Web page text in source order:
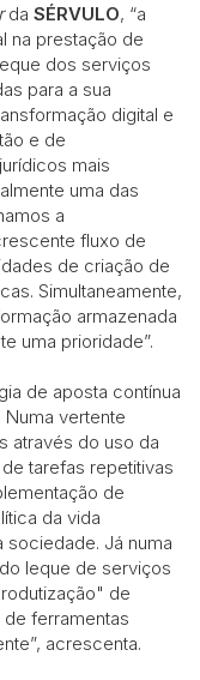
da SÉRVULO, “a
na prestação de
dos serviços
para a sua
digital e
e de
mais
uma das
a
fluxo de
de criação de
Simultaneamente,
armazenada
uma prioridade”.
de aposta contínua
vertente
através do uso da
tarefas repetitivas
de
da vida
Já numa
leque de serviços
de
ferramentas
acrescenta.